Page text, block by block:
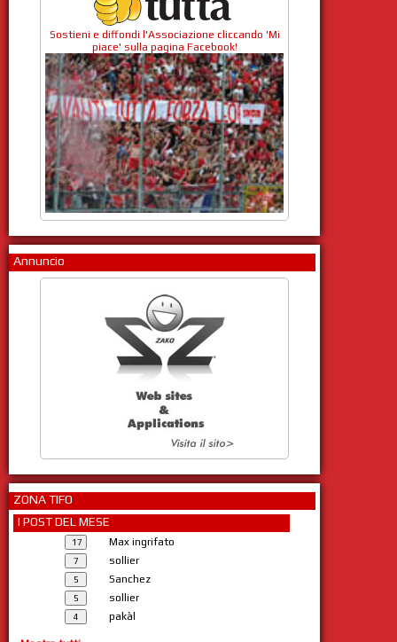
Sostieni e diffondi l'Associazione cliccando 'Mi
piace' sulla pagina Facebook!
Annuncio
ZONA TIFO
I POST DEL MESE
Max ingrifato
sollier
Sanchez
sollier
pakàl